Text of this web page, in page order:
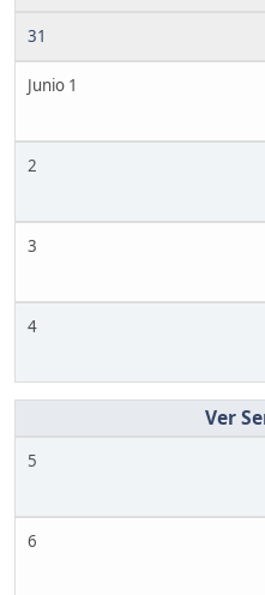
31
Junio 1
2
3
4
5
6